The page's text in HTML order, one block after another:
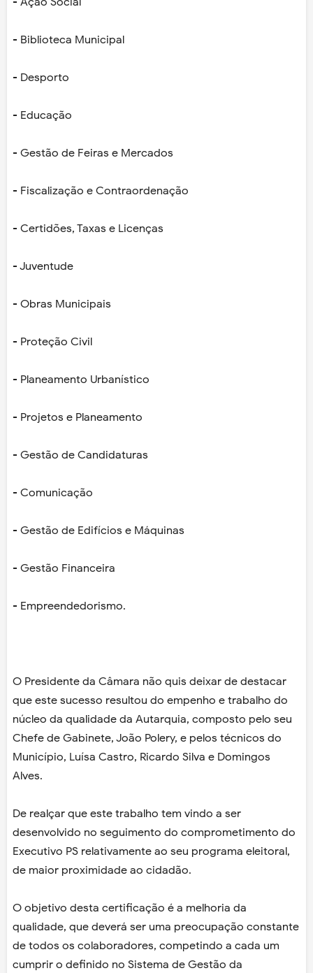
- Biblioteca Municipal
- Desporto
- Educação
- Gestão de Feiras e Mercados
- Fiscalização e Contraordenação
- Certidões, Taxas e Licenças
- Juventude
- Obras Municipais
- Proteção Civil
- Planeamento Urbanístico
- Projetos e Planeamento
- Gestão de Candidaturas
- Comunicação
- Gestão de Edifícios e Máquinas
- Gestão Financeira
- Empreendedorismo.
O Presidente da Câmara não quis deixar de destacar
que este sucesso resultou do empenho e trabalho do
núcleo da qualidade da Autarquia, composto pelo seu
Chefe de Gabinete, João Polery, e pelos técnicos do
Município, Luísa Castro, Ricardo Silva e Domingos
Alves.
De realçar que este trabalho tem vindo a ser
desenvolvido no seguimento do comprometimento do
Executivo PS relativamente ao seu programa eleitoral,
de maior proximidade ao cidadão.
O objetivo desta certificação é a melhoria da
qualidade, que deverá ser uma preocupação constante
de todos os colaboradores, competindo a cada um
cumprir o definido no Sistema de Gestão da